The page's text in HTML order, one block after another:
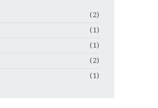
(2)
(1)
(1)
(2)
(1)